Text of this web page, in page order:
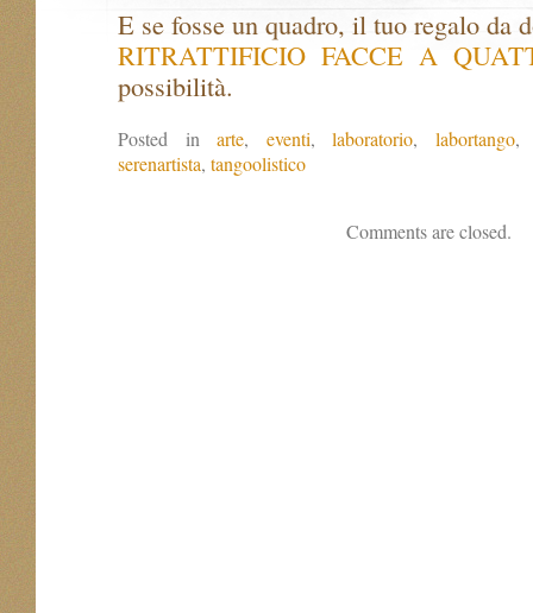
E se fosse un quadro, il tuo regalo da
RITRATTIFICIO FACCE A
possibilità.
Posted in arte, eventi, laboratorio, labortango
serenartista, tangoolistico
Comments are closed.